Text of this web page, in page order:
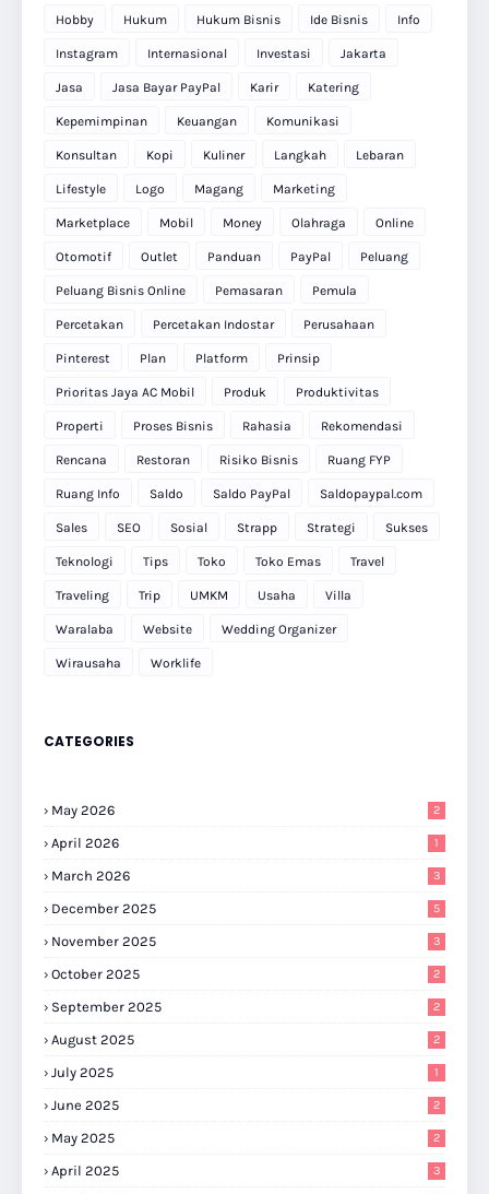
Hobby Hukum Hukum Bisnis Ide Bisnis Info
Instagram Internasional Investasi Jakarta
Jasa Jasa Bayar PayPal Karir Katering
Kepemimpinan Keuangan Komunikasi
Konsultan Kopi Kuliner Langkah Lebaran
Lifestyle Logo Magang Marketing
Marketplace Mobil Money Olahraga Online
Otomotif Outlet Panduan PayPal Peluang
Peluang Bisnis Online Pemasaran Pemula
Percetakan Percetakan Indostar Perusahaan
Pinterest Plan Platform Prinsip
Prioritas Jaya AC Mobil Produk Produktivitas
Properti Proses Bisnis Rahasia Rekomendasi
Rencana Restoran Risiko Bisnis Ruang FYP
Ruang Info Saldo Saldo PayPal Saldopaypal.com
Sales SEO Sosial Strapp Strategi Sukses
Teknologi Tips Toko Toko Emas Travel
Traveling Trip UMKM Usaha Villa
Waralaba Website Wedding Organizer
Wirausaha Worklife
CATEGORIES
May 2026 2
April 2026 1
March 2026 3
December 2025 5
November 2025 3
October 2025 2
September 2025 2
August 2025 2
July 2025 1
June 2025 2
May 2025 2
April 2025 3